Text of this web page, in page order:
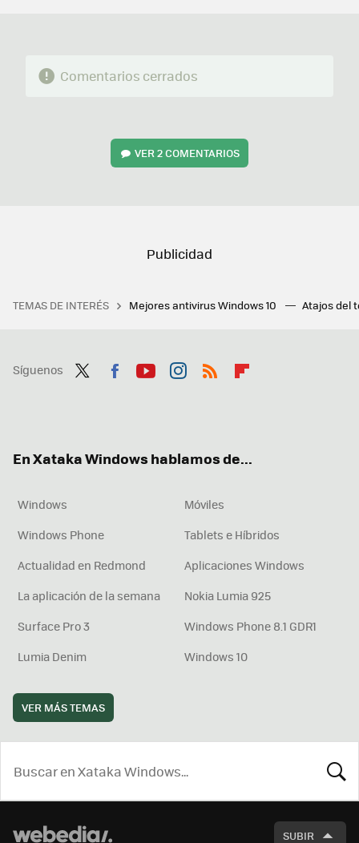
Comentarios cerrados
VER2 COMENTARIOS
TEMAS DE INTERÉS Mejores antivirus Windows 10 Atajos del
Síguenos
En Xataka Windows hablamos de...
Windows
Móviles
Windows Phone
Tablets e Híbridos
Actualidad en Redmond
Aplicaciones Windows
La aplicación de la semana
Nokia Lumia 925
Surface Pro 3
Windows Phone 8.1 GDR1
Lumia Denim
Windows 10
VER MÁS TEMAS
SUBIR